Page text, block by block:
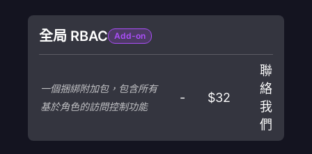
全局 RBAC Add-on
一個捆綁附加包，包含所有
基於角色的訪問控制功能
- $32
聯
絡
我
們